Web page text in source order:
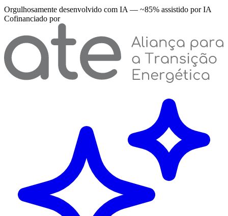
Orgulhosamente desenvolvido com IA — ~85% assistido por IA
Cofinanciado por